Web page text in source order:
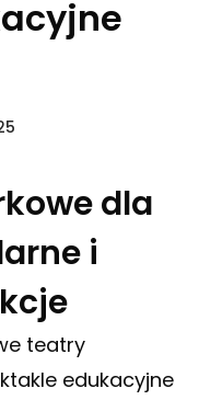
dla
i
teatry
edukacyjne